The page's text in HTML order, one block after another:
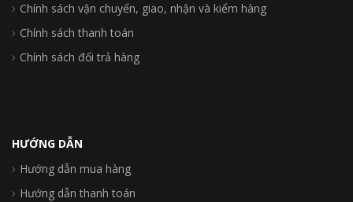
Chính sách vận chuyển, giao, nhận và kiểm hàng
Chính sách thanh toán
Chính sách đổi trả hàng
HƯỚNG DẪN
Hướng dẫn mua hàng
Hướng dẫn thanh toán